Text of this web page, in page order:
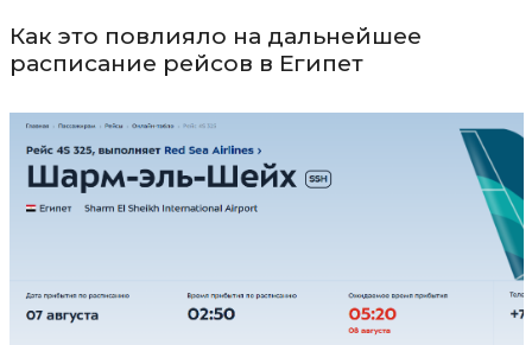
Как это повлияло на дальнейшее
расписание рейсов в Египет